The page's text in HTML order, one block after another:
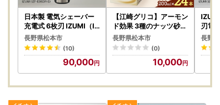
日本製 電気シェーバー
充電式 6枚刃 IZUMI（IZ
F-E863R-S）
長野県松本市
(10)
90,000
【江崎グリコ】アーモン
ド効果 3種のナッツ砂糖
不使用 200ml×24本
長野県松本市
(0)
10,000
刃電
長野